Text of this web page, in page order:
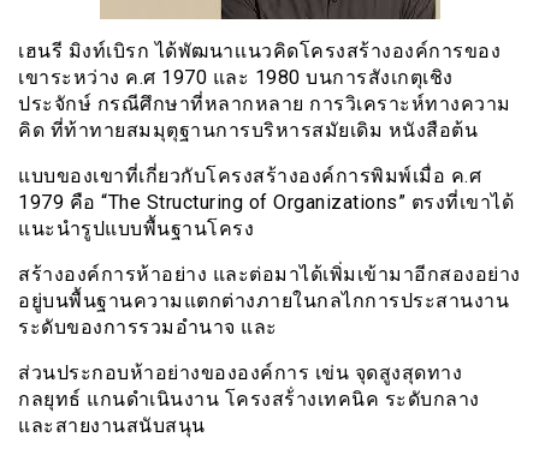
เฮนรี มิงท์เบิรก ได้พัฒนาเเนวคิดโครงสร้างองค์การของ
เขาระหว่าง ค.ศ 1970 และ 1980 บนการสังเกตุเชิง
ประจักษ์ กรณีศึกษาที่หลากหลาย การวิเคราะห์ทางความ
คิด ที่ท้าทายสมมุตุฐานการบริหารสมัยเดิม หนังสือต้น
แบบของเขาที่เกี่ยวกับโครงสร้างองค์การพิมพ์เมื่อ ค.ศ
1979 คือ “The Structuring of Organizations” ตรงที่เขาได้
แนะนำรูปแบบพื้นฐานโครง
สร้างองค์การห้าอย่าง และต่อมาได้เพิ่มเข้ามาอีกสองอย่าง
อยู่บนพื้นฐานความแตกต่างภายในกลไกการประสานงาน
ระดับของการรวมอำนาจ และ
ส่วนประกอบห้าอย่างขององค์การ เข่น จุดสูงสุดทาง
กลยุทธ์ แกนดำเนินงาน โครงสร้่างเทคนิค ระดับกลาง
และสายงานสนับสนุน